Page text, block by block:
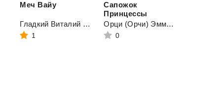
Меч Вайу
Гладкий Виталий Дмитриевич
1
Сапожок
Принцессы
Орци (Орчи) Эмма (Эммуска)
0